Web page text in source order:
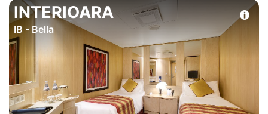
INTERIOARA
IB - Bella